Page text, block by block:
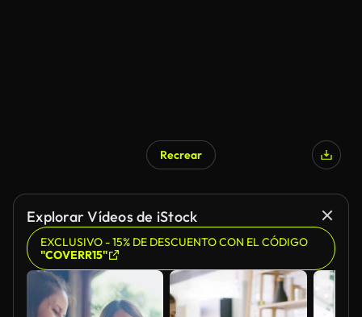
Recrear
Explorar Vídeos de iStock
EXCLUSIVO - 15% DE DESCUENTO CON EL CÓDIGO
"COVERR15"